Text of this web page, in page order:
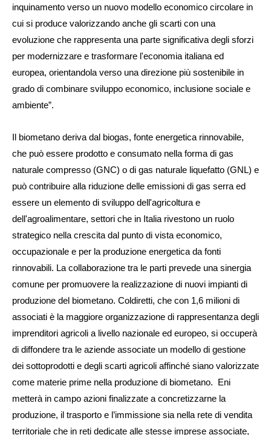
inquinamento verso un nuovo modello economico circolare in
cui si produce valorizzando anche gli scarti con una
evoluzione che rappresenta una parte significativa degli sforzi
per modernizzare e trasformare l'economia italiana ed
europea, orientandola verso una direzione più sostenibile in
grado di combinare sviluppo economico, inclusione sociale e
ambiente”.
Il biometano deriva dal biogas, fonte energetica rinnovabile,
che può essere prodotto e consumato nella forma di gas
naturale compresso (GNC) o di gas naturale liquefatto (GNL) e
può contribuire alla riduzione delle emissioni di gas serra ed
essere un elemento di sviluppo dell'agricoltura e
dell'agroalimentare, settori che in Italia rivestono un ruolo
strategico nella crescita dal punto di vista economico,
occupazionale e per la produzione energetica da fonti
rinnovabili. La collaborazione tra le parti prevede una sinergia
comune per promuovere la realizzazione di nuovi impianti di
produzione del biometano. Coldiretti, che con 1,6 milioni di
associati è la maggiore organizzazione di rappresentanza degli
imprenditori agricoli a livello nazionale ed europeo, si occuperà
di diffondere tra le aziende associate un modello di gestione
dei sottoprodotti e degli scarti agricoli affinché siano valorizzate
come materie prime nella produzione di biometano. Eni
metterà in campo azioni finalizzate a concretizzarne la
produzione, il trasporto e l’immissione sia nella rete di vendita
territoriale che in reti dedicate alle stesse imprese associate,